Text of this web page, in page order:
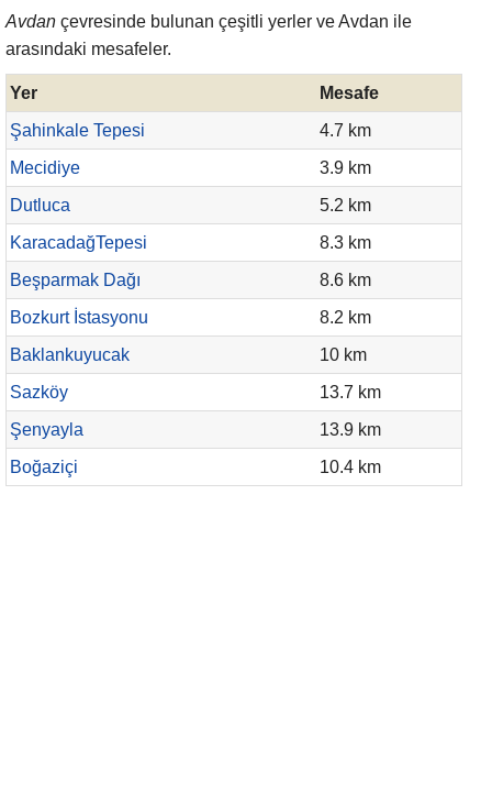
Avdan çevresinde bulunan çeşitli yerler ve Avdan ile
arasındaki mesafeler.
Yer
Mesafe
Şahinkale Tepesi
4.7 km
Mecidiye
3.9 km
Dutluca
5.2 km
KaracadağTepesi
8.3 km
Beşparmak Dağı
8.6 km
Bozkurt İstasyonu
8.2 km
Baklankuyucak
10 km
Sazköy
13.7 km
Şenyayla
13.9 km
Boğaziçi
10.4 km